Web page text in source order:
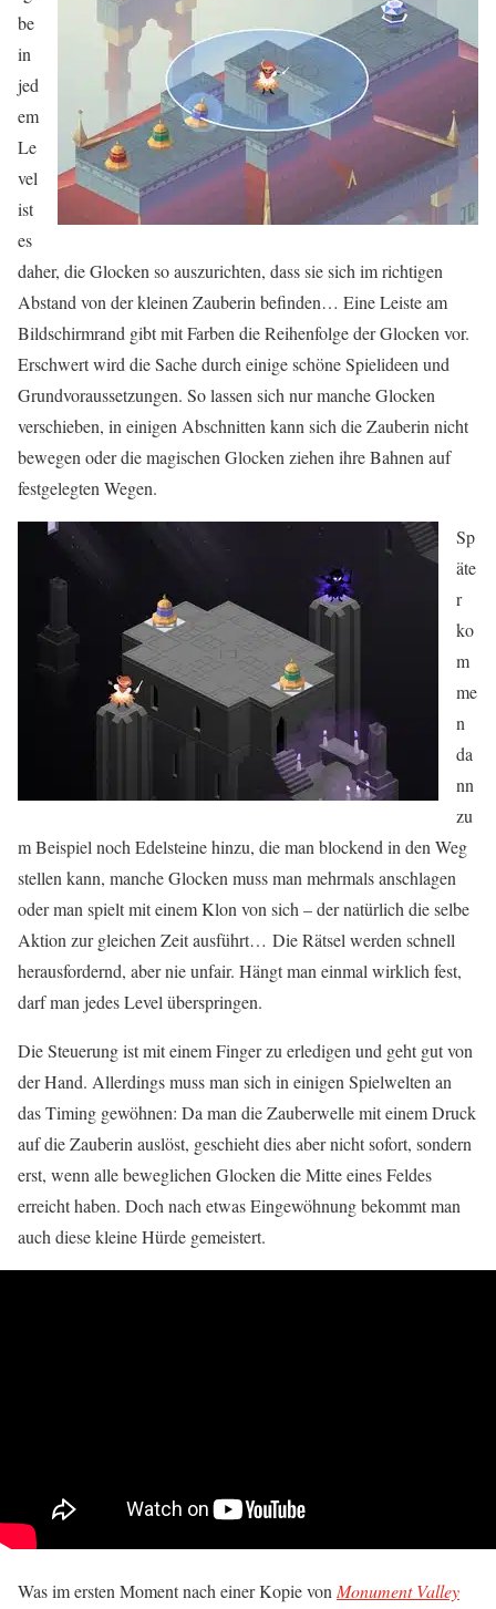
be
in
jed
em
Le
vel
ist
es
daher, die Glocken so auszurichten, dass sie sich im richtigen
Abstand von der kleinen Zauberin befinden… Eine Leiste am
Bildschirmrand gibt mit Farben die Reihenfolge der Glocken vor.
Erschwert wird die Sache durch einige schöne Spielideen und
Grundvoraussetzungen. So lassen sich nur manche Glocken
verschieben, in einigen Abschnitten kann sich die Zauberin nicht
bewegen oder die magischen Glocken ziehen ihre Bahnen auf
festgelegten Wegen.
Sp
äte
r
ko
m
me
n
da
nn
zu
m Beispiel noch Edelsteine hinzu, die man blockend in den Weg
stellen kann, manche Glocken muss man mehrmals anschlagen
oder man spielt mit einem Klon von sich – der natürlich die selbe
Aktion zur gleichen Zeit ausführt… Die Rätsel werden schnell
herausfordernd, aber nie unfair. Hängt man einmal wirklich fest,
darf man jedes Level überspringen.
Die Steuerung ist mit einem Finger zu erledigen und geht gut von
der Hand. Allerdings muss man sich in einigen Spielwelten an
das Timing gewöhnen: Da man die Zauberwelle mit einem Druck
auf die Zauberin auslöst, geschieht dies aber nicht sofort, sondern
erst, wenn alle beweglichen Glocken die Mitte eines Feldes
erreicht haben. Doch nach etwas Eingewöhnung bekommt man
auch diese kleine Hürde gemeistert.
Was im ersten Moment nach einer Kopie vonMonument Valley